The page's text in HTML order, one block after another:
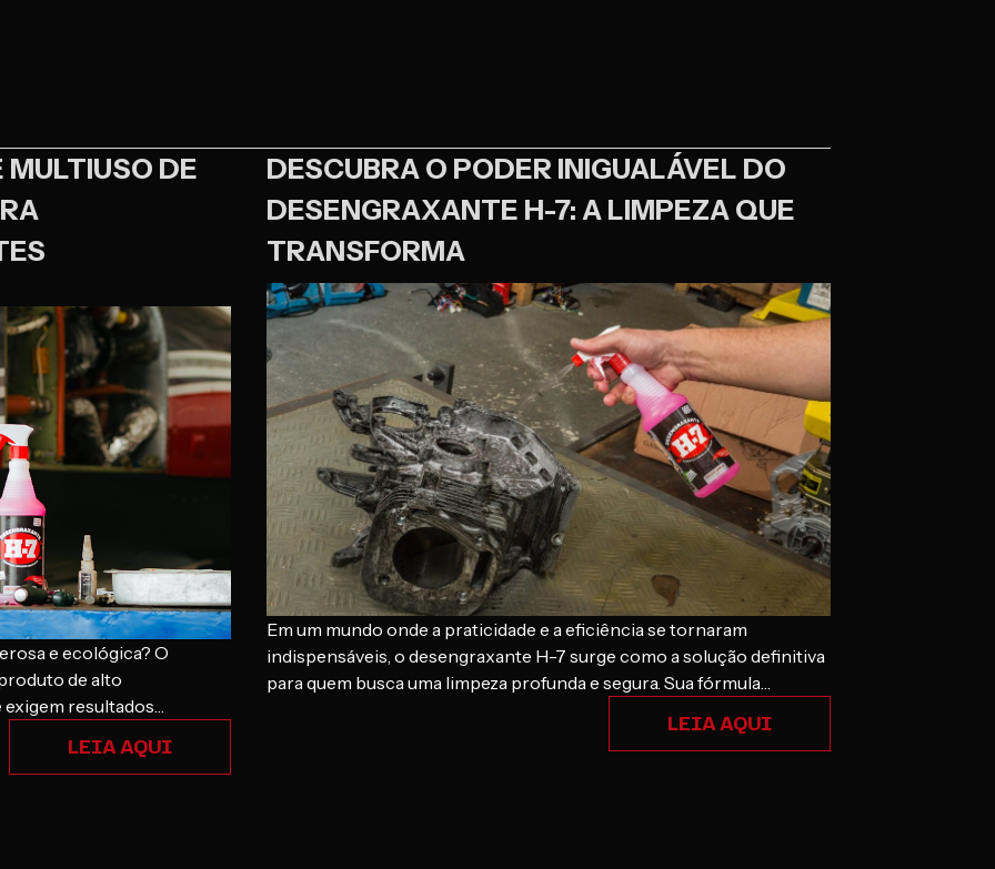
DE
e ecológica? O
de alto
resultados
garantindo a limpeza
LEIA AQUI
DESCUBRA O PODER INIGUALÁVEL DO
DESENGRAXANTE H-7: A LIMPEZA QUE
TRANSFORMA
Em um mundo onde a praticidade e a eficiência se tornaram
indispensáveis, o desengraxante H-7 surge como a solução definitiva
para quem busca uma limpeza profunda e segura. Sua fórmula
sujeiras mais persistentes, sem comprometer a integridade das
LEIA AQUI